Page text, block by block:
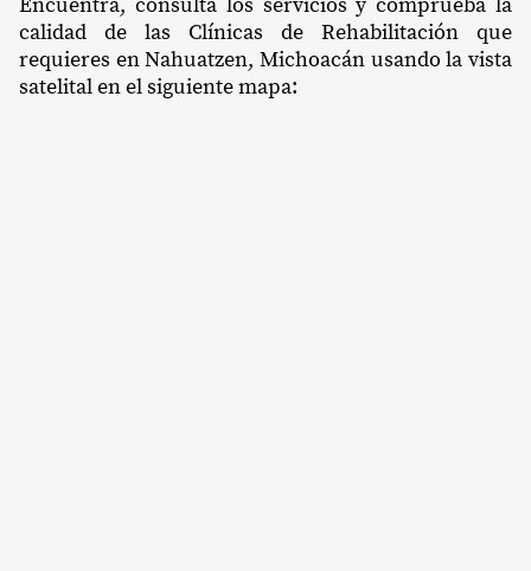
calidad de las Clínicas de Rehabilitación que
requieres en Nahuatzen, Michoacán usando la vista
satelital en el siguiente mapa: